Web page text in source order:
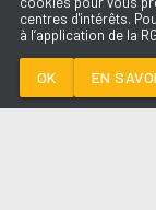
centres d'intérêts.
à l’application de la
OK EN